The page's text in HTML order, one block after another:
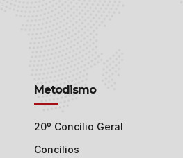
Metodismo
20º Concílio Geral
Concílios